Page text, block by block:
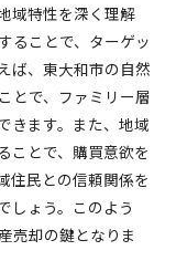
域特性を深く理解
ることで、ターゲッ
ば、東大和市の自然
とで、ファミリー層
きます。また、地域
ことで、購買意欲を
住民との信頼関係を
しょう。このよう
売却の鍵となりま